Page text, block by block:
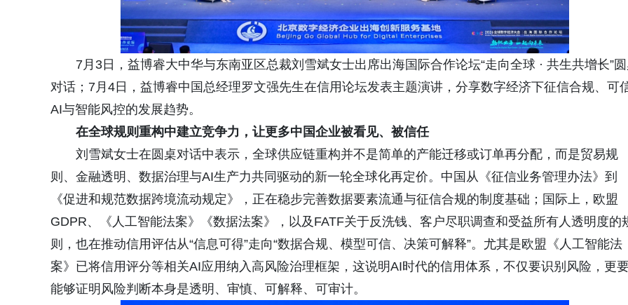
7月3日，益博睿大中华与东南亚区总裁刘雪斌女士出席出海国际合作论坛“走向全球 · 共生共增长”
对话；7月4日，益博睿中国总经理罗文强先生在信用论坛发表主题演讲，分享数字经济下征信合规、可
AI与智能风控的发展趋势。
在全球规则重构中建立竞争力，让更多中国企业被看见、被信任
刘雪斌女士在圆桌对话中表示，全球供应链重构并不是简单的产能迁移或订单再分配，而是贸易规
则、金融透明、数据治理与AI生产力共同驱动的新一轮全球化再定价。中国从《征信业务管理办法》到
《促进和规范数据跨境流动规定》，正在稳步完善数据要素流通与征信合规的制度基础；国际上，欧盟
GDPR、《人工智能法案》《数据法案》，以及FATF关于反洗钱、客户尽职调查和受益所有人透明度的
则，也在推动信用评估从“信息可得”走向“数据合规、模型可信、决策可解释”。尤其是欧盟《人工智能法
案》已将信用评分等相关AI应用纳入高风险治理框架，这说明AI时代的信用体系，不仅要识别风险，更
能够证明风险判断本身是透明、审慎、可解释、可审计。